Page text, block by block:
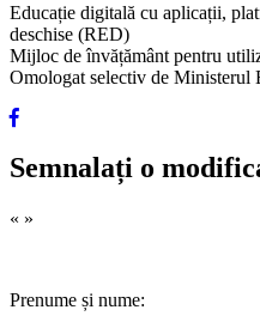
Educație digitală cu aplicații,
deschise (RED)
Mijloc de învățământ pentru
Omologat selectiv de Ministerul
Semnalați o
« »
Prenume și nume: